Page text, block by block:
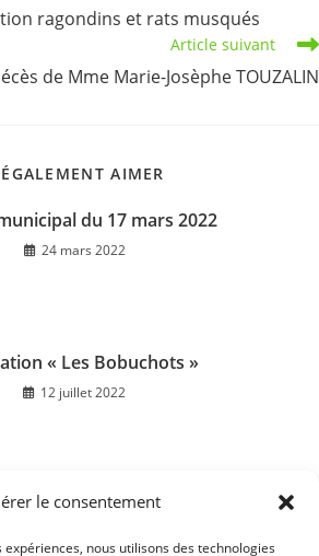
le consentement
nous utilisons des technologies
ragondins et rats musqués
Article suivant
de Mme Marie-Josèphe TOUZALIN
AIMER
du 17 mars 2022
24 mars 2022
« Les Bobuchots »
12 juillet 2022
22 novembre 2018